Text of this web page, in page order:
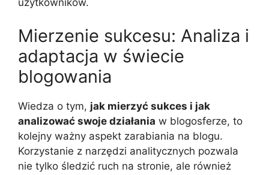
użytkowników.
Mierzenie sukcesu: Analiza i
adaptacja w świecie
blogowania
Wiedza o tym, jak mierzyć sukces i jak
analizować swoje działania w blogosferze, to
kolejny ważny aspekt zarabiania na blogu.
Korzystanie z narzędzi analitycznych pozwala
nie tylko śledzić ruch na stronie, ale również